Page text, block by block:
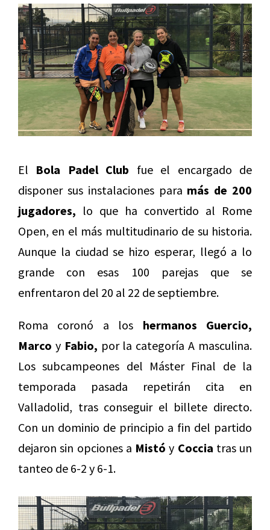
El Bola Padel Club fue el encargado de
disponer sus instalaciones para más de 200
jugadores, lo que ha convertido al Rome
Open, en el más multitudinario de su historia.
Aunque la ciudad se hizo esperar, llegó a lo
grande con esas 100 parejas que se
enfrentaron del 20 al 22 de septiembre.
Roma coronó a los hermanos Guercio,
Marco y Fabio, por la categoría A masculina.
Los subcampeones del Máster Final de la
temporada pasada repetirán cita en
Valladolid, tras conseguir el billete directo.
Con un dominio de principio a fin del partido
dejaron sin opciones a Mistó y Coccia tras un
tanteo de 6-2 y 6-1.